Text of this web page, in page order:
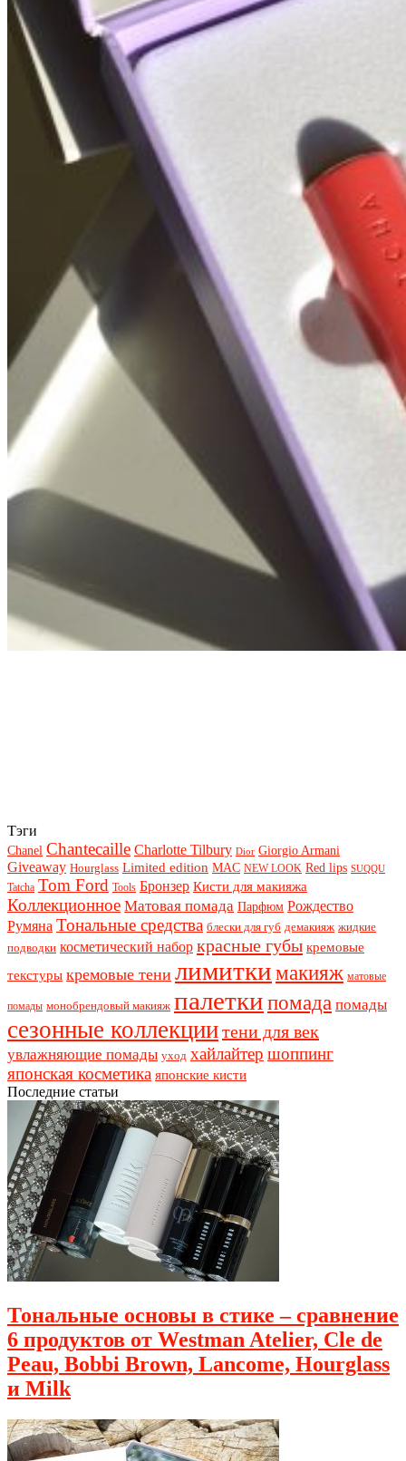
Тэги
Chanel Chantecaille Charlotte Tilbury Dior Giorgio Armani
Giveaway Hourglass Limited edition MAC NEW LOOK Red lips SUQQU
Tatcha Tom Ford Tools Бронзер Кисти для макияжа
Коллекционное Матовая помада Парфюм Рождество
Румяна Тональные средства блески для губ демакияж жидкие
подводки косметический набор красные губы кремовые
текстуры кремовые тени лимиткимакияж матовые
помады монобрендовый макияж палеткипомада помады
сезонные коллекциитени для век
увлажняющие помады уход хайлайтер шоппинг
японская косметика японские кисти
Последние статьи
Тональные основы в стике – сравнение
6 продуктов от Westman Atelier, Cle de
Peau, Bobbi Brown, Lancome, Hourglass
и Milk